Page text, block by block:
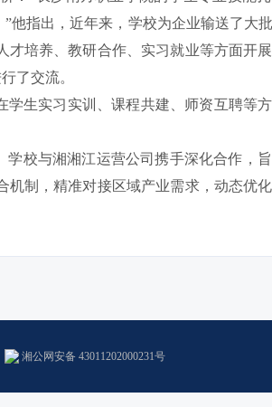
他指出，近年来，学校为企业输送了大
培养、教研合作、实习就业等方面开展
了交流。
生实习实训、课程共建、师资互聘等
校与湘湘江运营公司携手深化合作，
制，精准对接区域产业需求，动态优
湘公网安备 43011202000231号